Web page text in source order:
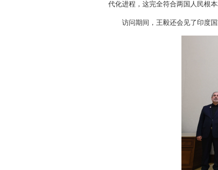
代化进程，这完全符合两国人民根
访问期间，王毅还会见了印度国